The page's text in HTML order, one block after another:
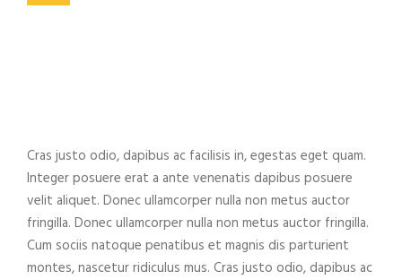
Cras justo odio, dapibus ac facilisis in, egestas eget quam.
Integer posuere erat a ante venenatis dapibus posuere
velit aliquet. Donec ullamcorper nulla non metus auctor
fringilla. Donec ullamcorper nulla non metus auctor fringilla.
Cum sociis natoque penatibus et magnis dis parturient
montes, nascetur ridiculus mus. Cras justo odio, dapibus ac